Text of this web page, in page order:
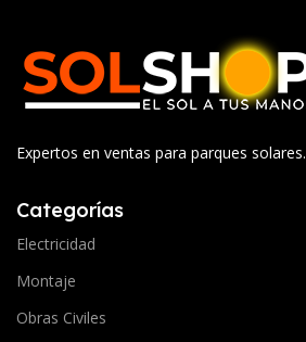
Expertos en ventas para parques solares.
Categorías
Electricidad
Montaje
Obras Civiles